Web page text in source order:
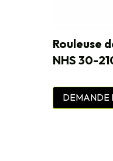
Rouleuse
NHS 30-
DEMANDE